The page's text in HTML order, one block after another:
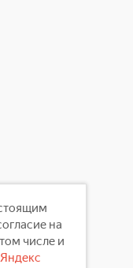
на
числе и